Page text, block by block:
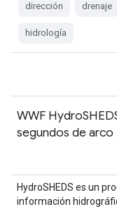
dirección drenaje
hidrología
WWF
segundos de arco
HydroSHEDS es un
información